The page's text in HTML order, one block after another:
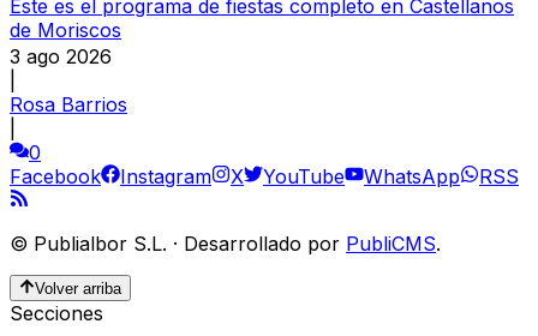
Este es el programa de fiestas completo en Castellanos
de Moriscos
3 ago 2026
Rosa Barrios
0
Facebook
Instagram X YouTube WhatsApp RSS
© Publialbor S.L. · Desarrollado por PubliCMS.
Volver arriba
Secciones